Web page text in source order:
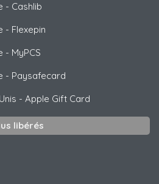
- Cashlib
- Flexepin
- MyPCS
- Paysafecard
- Apple Gift Card
libérés